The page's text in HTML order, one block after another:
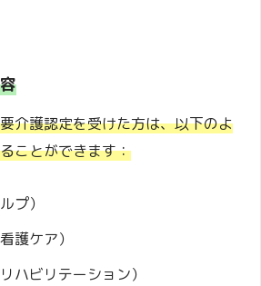
介護認定を受けた方は、以下のよ
ことができます：
プ）
護ケア）
ハビリテーション）